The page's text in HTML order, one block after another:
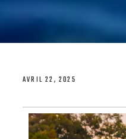
AVRIL 22, 2025